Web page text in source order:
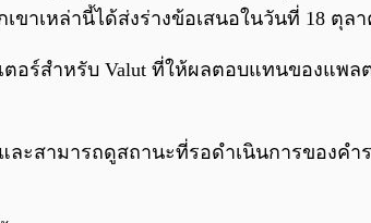
กเขาเหล่านี้ได้ส่งร่างข้อเสนอในวันที่ 18 ตุ
ตอร์สำหรับ Valut ที่ให้ผลตอบแทนของแพล
ละสามารถดูสถานะที่รอดำเนินการของคำ